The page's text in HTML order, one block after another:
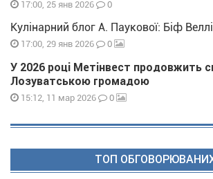
17:00, 25 янв 2026 0
Кулінарний блог А. Паукової: Біф
17:00, 29 янв 2026 0
У 2026 році Метінвест продовжить
Лозуватською громадою
15:12, 11 мар 2026 0
ТОП